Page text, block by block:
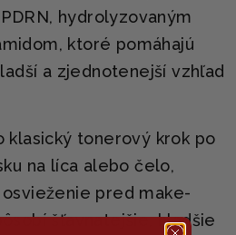
hydrolyzovaným
ktoré pomáhajú
a zjednotenejší vzhľad
klasický tonerový krok po
na líca alebo čelo,
pred make-
šťavnatejšie, hladšie